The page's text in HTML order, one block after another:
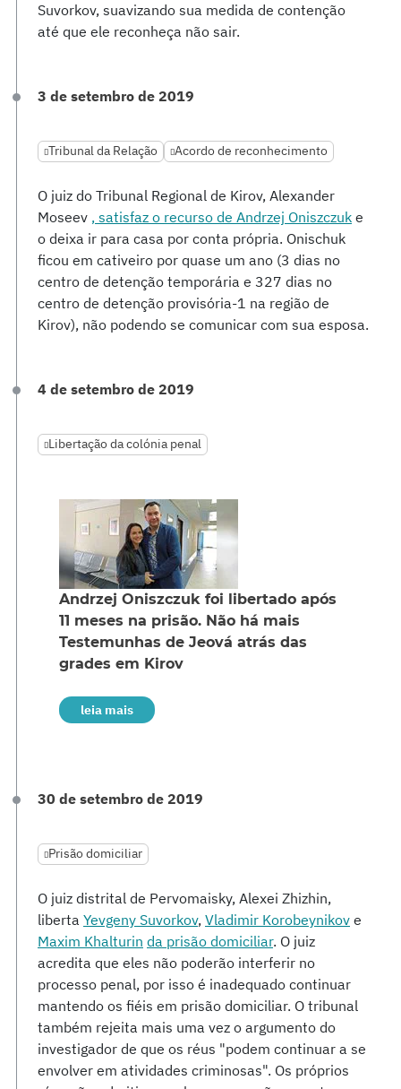
Suvorkov, suavizando sua medida de contenção
até que ele reconheça não sair.
3 de setembro de 2019
Tribunal da Relação Acordo de reconhecimento
O juiz do Tribunal Regional de Kirov, Alexander
Moseev , satisfaz o recurso de Andrzej Oniszczuk e
o deixa ir para casa por conta própria. Onischuk
ficou em cativeiro por quase um ano (3 dias no
centro de detenção temporária e 327 dias no
centro de detenção provisória-1 na região de
Kirov), não podendo se comunicar com sua esposa.
4 de setembro de 2019
Libertação da colónia penal
Andrzej Oniszczuk foi libertado após
11 meses na prisão. Não há mais
Testemunhas de Jeová atrás das
grades em Kirov
leia mais
30 de setembro de 2019
Prisão domiciliar
O juiz distrital de Pervomaisky, Alexei Zhizhin,
liberta Yevgeny Suvorkov, Vladimir Korobeynikov e
Maxim Khalturin da prisão domiciliar. O juiz
acredita que eles não poderão interferir no
processo penal, por isso é inadequado continuar
mantendo os fiéis em prisão domiciliar. O tribunal
também rejeita mais uma vez o argumento do
investigador de que os réus "podem continuar a se
envolver em atividades criminosas". Os próprios